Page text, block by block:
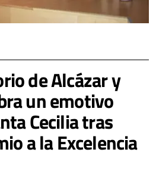
de Alcázar y
un emotivo
Cecilia tras
a la Excelencia